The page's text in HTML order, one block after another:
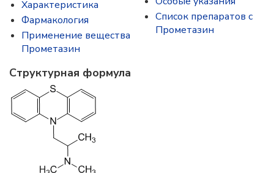
Характеристика
Фармакология
Применение вещества
Прометазин
Список препаратов с
Прометазин
Структурная формула